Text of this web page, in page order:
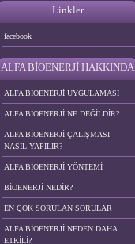
Linkler
facebook
ALFA BİOENERJİ HAKKINDA
ALFA BİOENERJİ UYGULAMASI
ALFA BİOENERJİ NE DEĞİLDİR?
ALFA BİOENERJİ ÇALIŞMASI
NASIL YAPILIR?
ALFA BİOENERJİ YÖNTEMİ
BİOENERJİ NEDİR?
EN ÇOK SORULAN SORULAR
ALFA BİOENERJİ NEDEN DAHA
ETKİLİ?